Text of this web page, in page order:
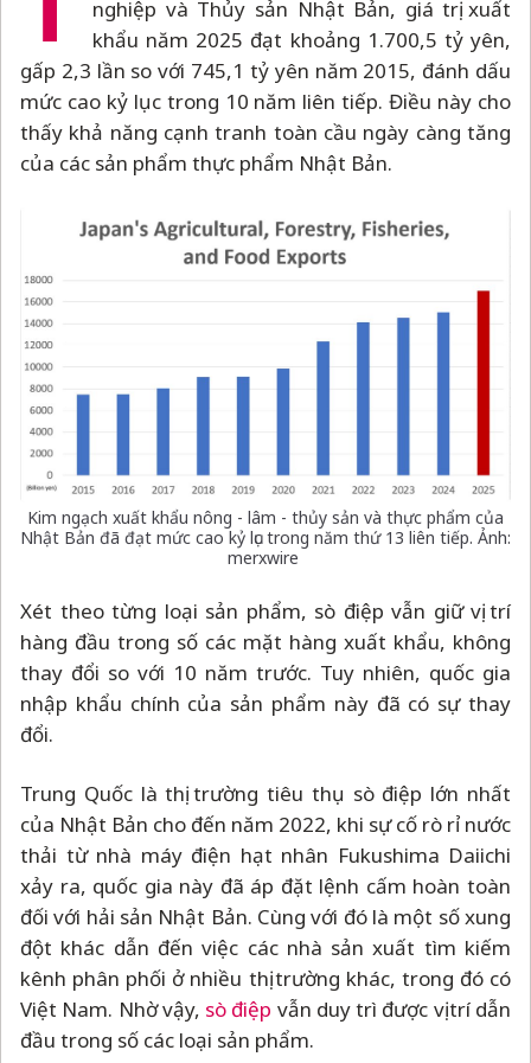
nghiệp và Thủy sản Nhật Bản, giá trị xuất
khẩu năm 2025 đạt khoảng 1.700,5 tỷ yên,
gấp 2,3 lần so với 745,1 tỷ yên năm 2015, đánh dấu
mức cao kỷ lục trong 10 năm liên tiếp. Điều này cho
thấy khả năng cạnh tranh toàn cầu ngày càng tăng
của các sản phẩm thực phẩm Nhật Bản.
Kim ngạch xuất khẩu nông - lâm - thủy sản và thực phẩm của
Nhật Bản đã đạt mức cao kỷ lục trong năm thứ 13 liên tiếp. Ảnh:
merxwire
Xét theo từng loại sản phẩm, sò điệp vẫn giữ vị trí
hàng đầu trong số các mặt hàng xuất khẩu, không
thay đổi so với 10 năm trước. Tuy nhiên, quốc gia
nhập khẩu chính của sản phẩm này đã có sự thay
đổi.
Trung Quốc là thị trường tiêu thụ sò điệp lớn nhất
của Nhật Bản cho đến năm 2022, khi sự cố rò rỉ nước
thải từ nhà máy điện hạt nhân Fukushima Daiichi
xảy ra, quốc gia này đã áp đặt lệnh cấm hoàn toàn
đối với hải sản Nhật Bản. Cùng với đó là một số xung
đột khác dẫn đến việc các nhà sản xuất tìm kiếm
kênh phân phối ở nhiều thị trường khác, trong đó có
Việt Nam. Nhờ vậy, sò điệp vẫn duy trì được vị trí dẫn
đầu trong số các loại sản phẩm.